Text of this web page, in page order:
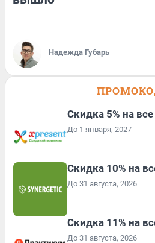
Надежда Губарь
Скидка 5% на
До 1 января, 2027
Скидка 10% на
До 31 августа, 2026
Скидка 11% на
До 31 августа, 2026